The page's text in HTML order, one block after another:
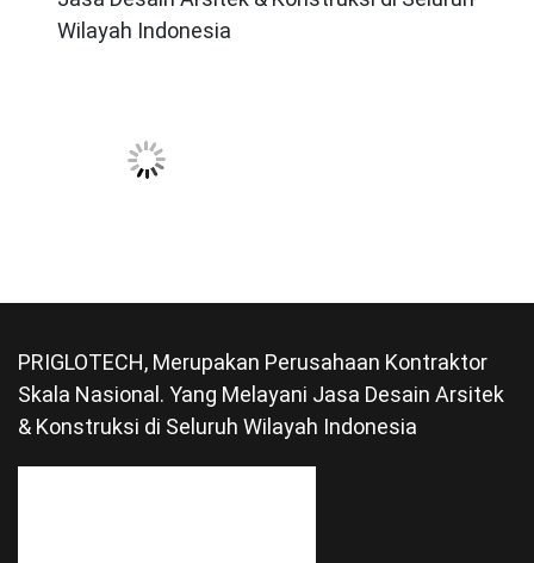
Wilayah Indonesia
PRIGLOTECH, Merupakan Perusahaan Kontraktor
Skala Nasional. Yang Melayani Jasa Desain Arsitek
& Konstruksi di Seluruh Wilayah Indonesia